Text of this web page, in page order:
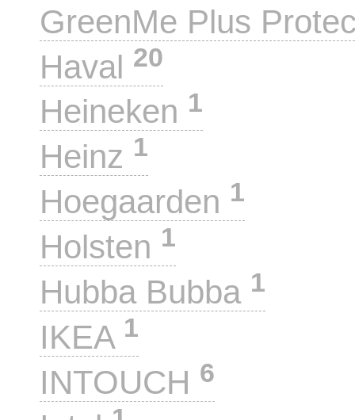
GreenMe Plus
Haval 20
Heineken 1
Heinz 1
Hoegaarden 1
Holsten 1
Hubba Bubba 1
IKEA 1
INTOUCH 6